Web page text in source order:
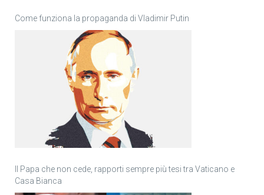
Come funziona la propaganda di Vladimir Putin
Il Papa che non cede, rapporti sempre più tesi tra Vaticano e
Casa Bianca